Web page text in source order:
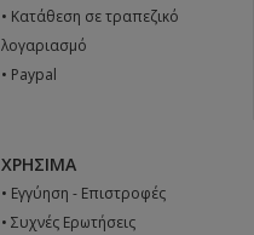
• Κατάθεση σε τραπεζικό
λογαριασμό
• Paypal
ΧΡΉΣΙΜΑ
• Εγγύηση - Επιστροφές
• Συχνές Ερωτήσεις